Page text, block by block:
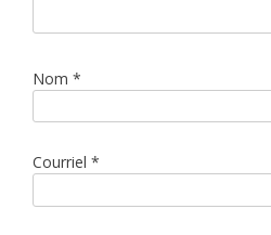
Nom *
Courriel *